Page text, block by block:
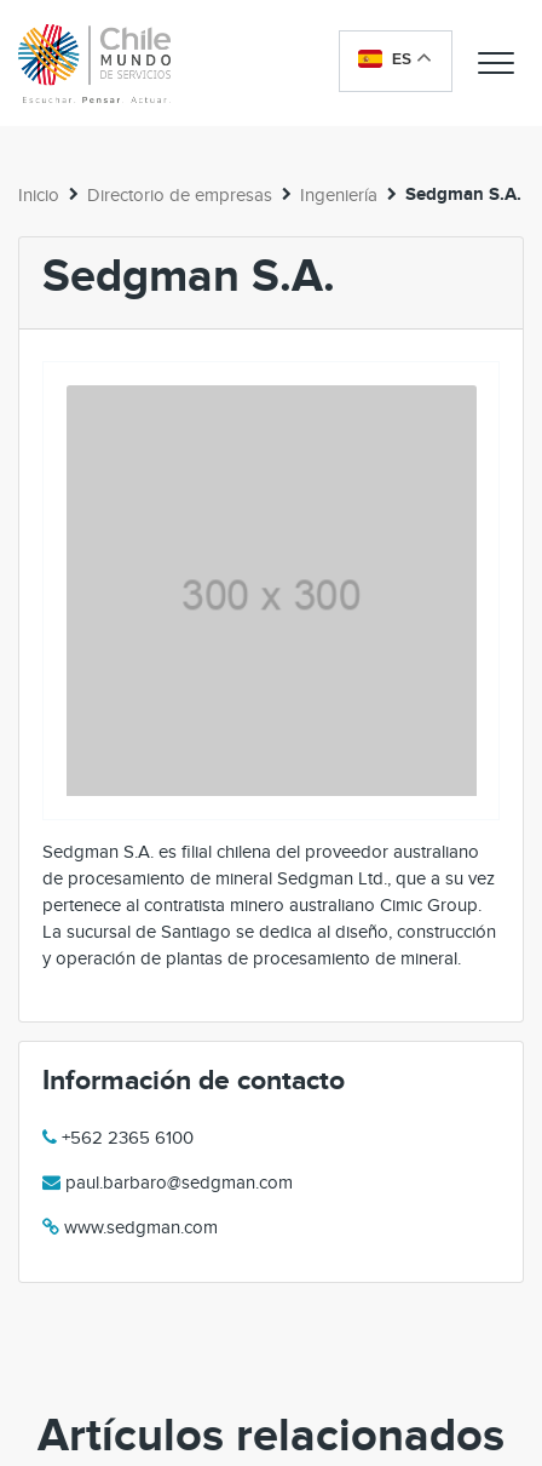
ES
Inicio Directorio de empresas Ingeniería Sedgman S.A.
Sedgman S.A.
Sedgman S.A. es filial chilena del proveedor australiano
de procesamiento de mineral Sedgman Ltd., que a su vez
pertenece al contratista minero australiano Cimic Group.
La sucursal de Santiago se dedica al diseño, construcción
y operación de plantas de procesamiento de mineral.
Información de contacto
+562 2365 6100
paul.barbaro@sedgman.com
www.sedgman.com
Artículos relacionados